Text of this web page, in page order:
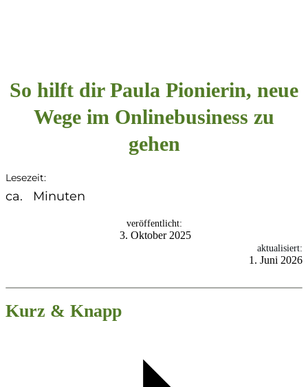
So hilft dir Paula Pionierin, neue
Wege im Onlinebusiness zu
gehen
Lesezeit:
ca. Minuten
veröffentlicht:
3. Oktober 2025
aktualisiert:
1. Juni 2026
Kurz & Knapp